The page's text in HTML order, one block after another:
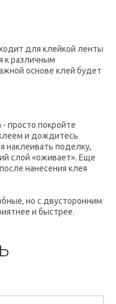
для клейкой ленты
к различным
основе клей будет
- просто покройте
и дождитесь
наклеивать поделку,
слой «оживает». Еще
нанесения клея
но с двусторонним
и быстрее.